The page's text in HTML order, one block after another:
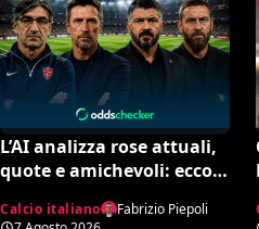
L’AI analizza rose attuali,
quote e amichevoli: ecco
retrocedere. C’è anche
Calcio italiano
Fabrizio Piepoli